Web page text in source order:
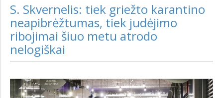
S. Skvernelis: tiek griežto karantino
neapibrėžtumas, tiek judėjimo
ribojimai šiuo metu atrodo
nelogiškai